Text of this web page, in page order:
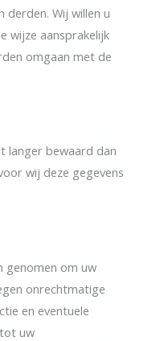
derden. Wij willen u
wijze aansprakelijk
omgaan met de
langer bewaard dan
wij deze gegevens
genomen om uw
onrechtmatige
en eventuele
uw